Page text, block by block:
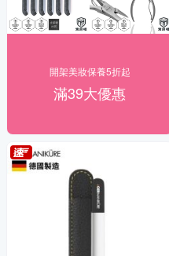
開架美妝保養5折起
滿39大優惠